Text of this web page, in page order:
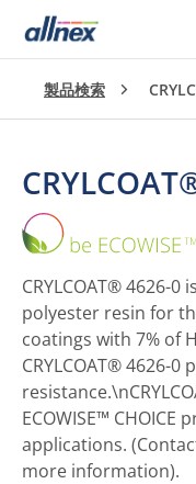
製品検索
CRYLCOAT® 4626-
polyester resin for
coatings with 7% of
CRYLCOAT® 4626-
ECOWISE™
applications.
more information).